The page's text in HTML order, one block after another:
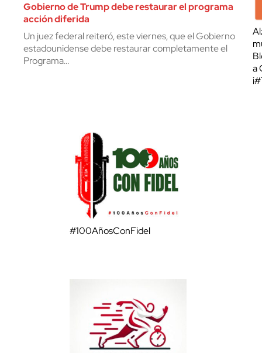
Gobierno de Trump debe restaurar el programa
acción diferida
Un juez federal reiteró, este viernes, que el Gobierno
estadounidense debe restaurar completamente el
Programa…
a
#100AñosConFidel